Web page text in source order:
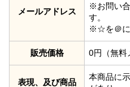
メールアドレス
※お問い
す。
※☆を＠に
販売価格 0円（無料
表現、及び商品
本商品に